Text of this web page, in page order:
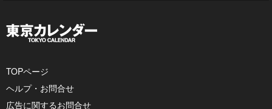
TOPページ
ヘルプ・お問合せ
広告に関するお問合せ